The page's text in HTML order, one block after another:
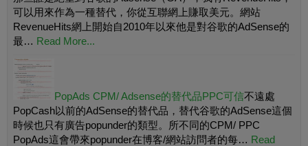
可以用來作為一種替代，你從互聯網上賺取美元。網站
RevenueHits網上開始自2010年以來他是對谷歌的AdSense的
最… Read More...
PopAds CPM/ Adsense的替代品PPC可信不遠處
PopCash以前的AdSense的替代品，替代谷歌的AdSense這個
時候也只有廣告popunder的類型。所不同的CPM/ PPC
PopAds這會帶來popunder在博客/網站訪問者的每… Read